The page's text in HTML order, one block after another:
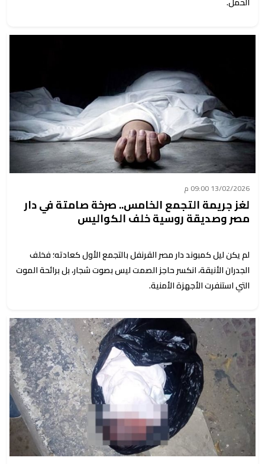
13/02/2026 09:00 م
لغز جريمة التجمع الخامس.. صرخة صامتة في دار
مصر وصديقة روسية خلف الكواليس
لم يكن ليل كمبوند دار مصر القرنفل بالتجمع الأول كعادته؛ فخلف
الجدران الأنيقة، انكسر حاجز الصمت ليس بصوت شجار، بل برائحة الموت
التي استنفرت الأجهزة الأمنية.